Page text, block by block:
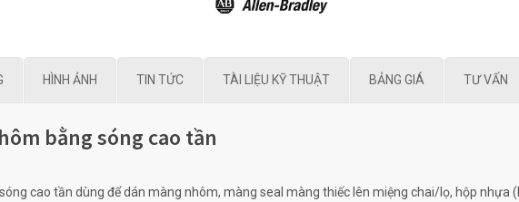
HÌNH ẢNH TIN TỨC TÀI LIỆU KỸ THUẬT BẢNG GIÁ TƯ VẤN
bằng sóng cao tần
cao tần dùng để dán màng nhôm, màng seal màng thiếc lên miệng chai/lọ, hộp nhựa